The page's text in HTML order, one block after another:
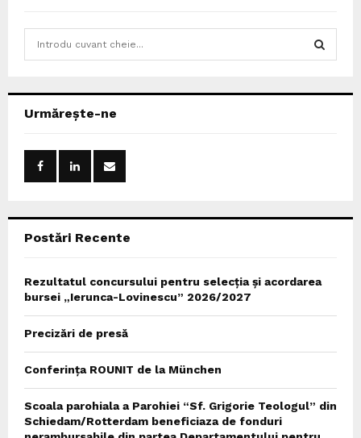
h
Urmărește-ne
Postări Recente
Rezultatul concursului pentru selecția și acordarea
bursei „Ierunca-Lovinescu” 2026/2027
Precizări de presă
Conferința ROUNIT de la München
Scoala parohiala a Parohiei “Sf. Grigorie Teologul” din
Schiedam/Rotterdam beneficiaza de fonduri